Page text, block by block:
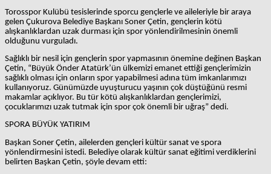
Torosspor Kulübü tesislerinde sporcu gençlerle ve aileleriyle bir araya
gelen Çukurova Belediye Başkanı Soner Çetin, gençlerin kötü
alışkanlıklardan uzak durması için spor yönlendirilmesinin önemli
olduğunu vurguladı.
Sağlıklı bir nesil için gençlerin spor yapmasının önemine değinen Başkan
Çetin, “Büyük Önder Atatürk’ün ülkemizi emanet ettiği gençlerimizin
sağlıklı olması için onların spor yapabilmesi adına tüm imkanlarımızı
kullanıyoruz. Günümüzde uyuşturucu yaşının çok düştüğünü resmi
makamlar açıklıyor. Bu tür kötü alışkanlıklardan gençlerimizi,
çocuklarımızı uzak tutmak için spor çok önemli bir uğraş” dedi.
SPORA BÜYÜK YATIRIM
Başkan Soner Çetin, ailelerden gençleri kültür sanat ve spora
yönlendirmesini istedi. Belediye olarak kültür sanat eğitimi verdiklerini
belirten Başkan Çetin, şöyle devam etti: